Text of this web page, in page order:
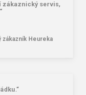
JAVA 4742 D Pánske šľapky
zákaznický servis,
zákazník Heureka